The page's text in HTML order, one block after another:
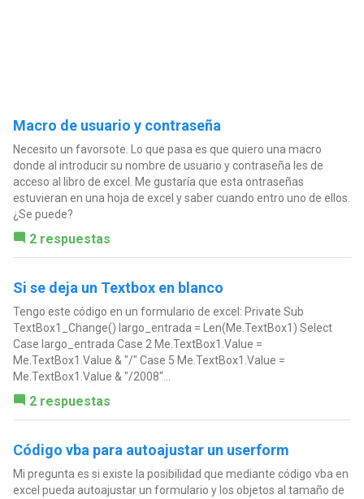
Macro de usuario y contraseña
Necesito un favorsote. Lo que pasa es que quiero una macro
donde al introducir su nombre de usuario y contraseña les de
acceso al libro de excel. Me gustaría que esta ontraseñas
estuvieran en una hoja de excel y saber cuando entro uno de ellos.
¿Se puede?
2 respuestas
Si se deja un Textbox en blanco
Tengo este código en un formulario de excel: Private Sub
TextBox1_Change() largo_entrada = Len(Me.TextBox1) Select
Case largo_entrada Case 2 Me.TextBox1.Value =
Me.TextBox1.Value & "/" Case 5 Me.TextBox1.Value =
Me.TextBox1.Value & "/2008"...
2 respuestas
Código vba para autoajustar un userform
Mi pregunta es si existe la posibilidad que mediante código vba en
excel pueda autoajustar un formulario y los objetos al tamaño de